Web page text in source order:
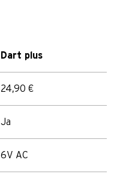
Dart plus
24,90 €
Ja
6V AC